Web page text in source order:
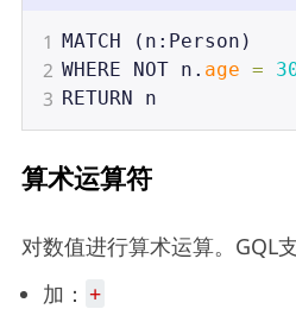
1 MATCH ( n : Person )
2 WHERE NOT n . age =
3 RETURN n
算术运算符
对数值进行算术运算。GQL
加： +